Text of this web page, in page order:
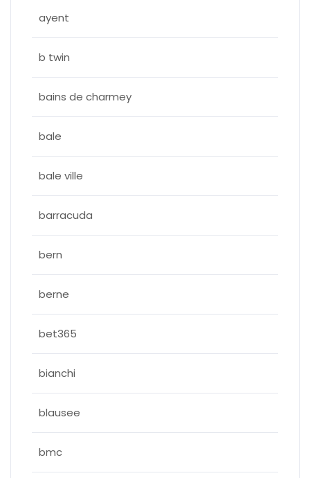
ayent
b twin
bains de charmey
bale
bale ville
barracuda
bern
berne
bet365
bianchi
blausee
bmc